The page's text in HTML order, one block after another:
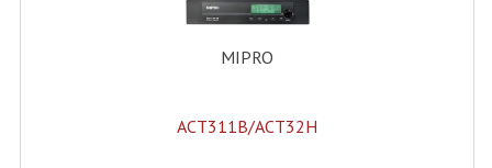
MIPRO
ACT311B/ACT32H